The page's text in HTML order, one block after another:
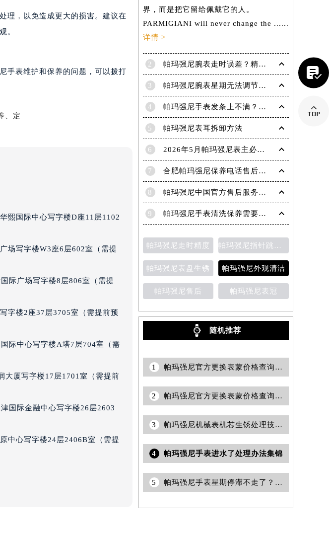
约）
前预约）
前预约）
提前预约）
）
理，以免造成更大的损害。建议在
。
手表维护和保养的问题，可以拨打
熙国际中心写字楼D座11层1102
场写字楼W3座6层602室（需提
际广场写字楼8层806室（需提
字楼2座37层3705室（需提前预
际中心写字楼A塔7层704室（需
大厦写字楼17层1701室（需提前
国际金融中心写字楼26层2603
中心写字楼24层2406B室（需提
界，而是把它留给佩戴它的人。
PARMIGIANI will never change the ......
详情 >
2 帕玛强尼腕表走时误差？精准调校方法大揭秘
3 帕玛强尼腕表星期无法调节？速解难题，腕表达人支招
4 帕玛强尼手表发条上不满？轻松解决之道，让你精准把握时间
5 帕玛强尼表耳拆卸方法
6 2026年5月帕玛强尼表主必读最终版：售后网点迁移与新开业
7 合肥帕玛强尼保养电话售后服务中心权威公示（2026年7月最新）
8 帕玛强尼中国官方售后服务中心｜完整地址与官方电话权威信息通知（2026年7月最新）
9 帕玛强尼手表清洗保养需要多久？
帕玛强尼走时精度 帕玛强尼指针跳动异常
帕玛强尼表盘生锈 帕玛强尼外观清洁
帕玛强尼售后 帕玛强尼表冠
随机推荐
1 帕玛强尼官方更换表蒙价格查询｜全新网点地址与售后热线权威信息公告（2026年7月最新）
2 帕玛强尼官方更换表蒙价格查询｜服务电话和详细网点地址权威信息公告（2026年7月最新）
3 帕玛强尼机械表机芯生锈处理技巧汇总
4 帕玛强尼手表进水了处理办法集锦
5 帕玛强尼手表星期停滞不走了？别慌，专业修复指南在此

